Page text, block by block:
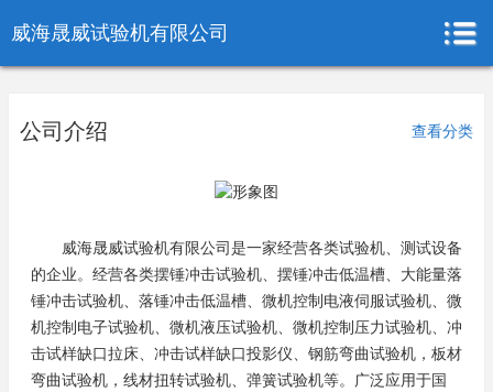
威海晟威试验机有限公司
公司介绍 查看分类
威海晟威试验机有限公司是一家经营各类试验机、测试设备
的企业。经营各类摆锤冲击试验机、摆锤冲击低温槽、大能量落
锤冲击试验机、落锤冲击低温槽、微机控制电液伺服试验机、微
机控制电子试验机、微机液压试验机、微机控制压力试验机、冲
击试样缺口拉床、冲击试样缺口投影仪、钢筋弯曲试验机，板材
弯曲试验机，线材扭转试验机、弹簧试验机等。广泛应用于国